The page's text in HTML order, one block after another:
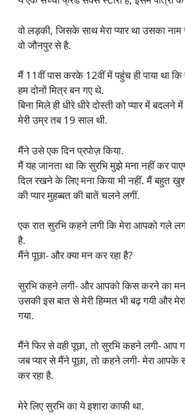
वो लड़की, जिसके साथ मेरा प्यार था उसका
वो जौनपुर से है.
मैं 11वीं पास करके 12वीं में पहुंच ही पाया था
हम दोनों मित्र बन गए थे.
बिना मिले ही धीरे धीरे दोस्ती को प्यार में
मेरी उम्र तब 19 साल थी.
मैंने उसे एक दिन प्रपोज़ किया.
मैं यह जानता था कि सुरभि मुझे मना नहीं कर
दिल रखने के लिए मना किया भी नहीं. मैं बहुत
की प्यार मुहब्बत की बातें चलने लगीं.
एक रात सुरभि कहने लगी कि मेरा आपको गले
है.
मैंने पूछा- और क्या मन कर रहा है?
सुरभि कहने लगी- और आपको किस करने का मन
उसकी इस बात से मेरी हिम्मत भी बढ़ गयी और
गया.
मैंने फिर से वही पूछा, तो सुरभि कहने लगी-
जब प्यार से मैंने पूछा, तो कहने लगी- मेरा आपके
कर रहा है.
मेरे लिए सुरभि का ये इशारा काफी था.